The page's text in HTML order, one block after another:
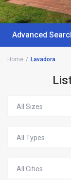
Advanced
Home Lavadora
All Sizes
All Types
All Cities